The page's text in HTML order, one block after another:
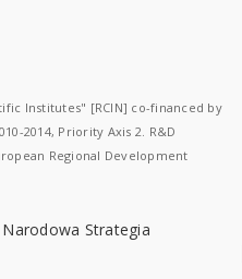
Institutes" [RCIN] co-financed by
2014, Priority Axis 2. R&D
Regional Development